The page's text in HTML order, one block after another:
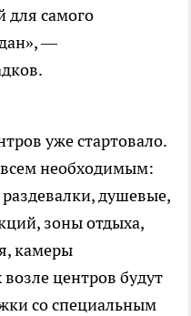
для самого
—
уже стартовало.
необходимым:
душевые,
зоны отдыха,
камеры
центров будут
со специальным